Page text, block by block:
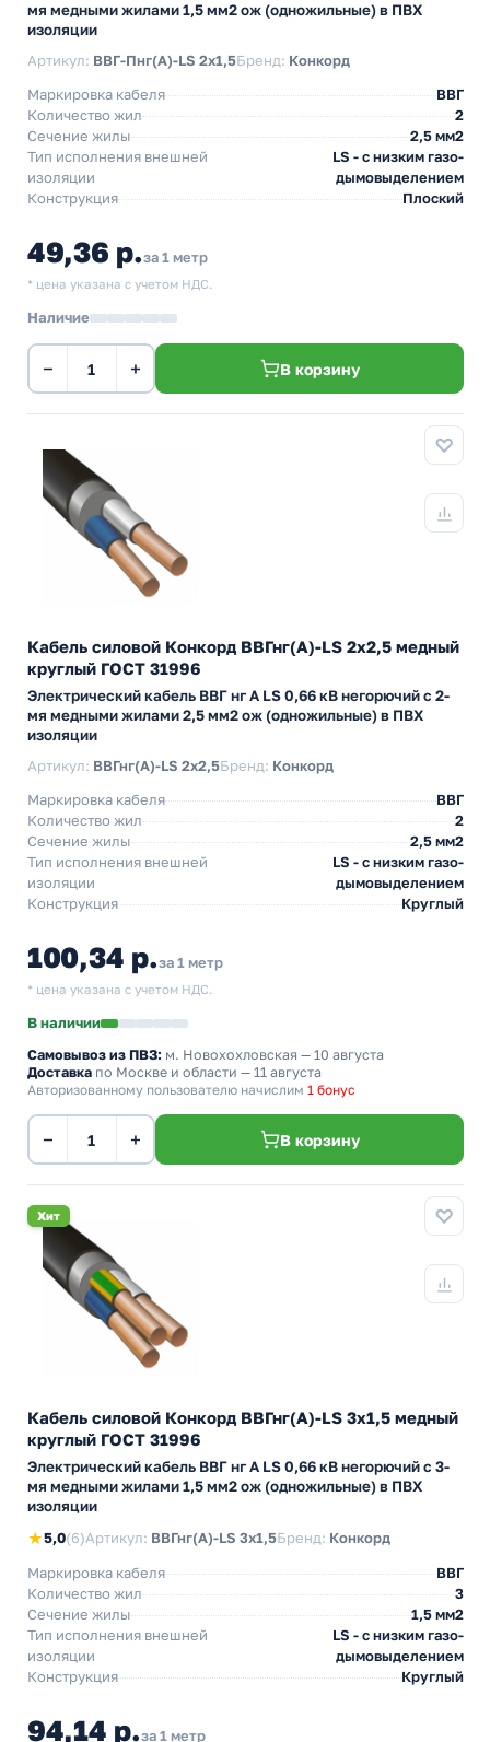
мя медными жилами 1,5 мм2 ож (одножильные) в ПВХ
изоляции
Артикул: ВВГ-Пнг(А)-LS 2х1,5Бренд: Конкорд
Маркировка кабеля
ВВГ
Количество жил
2
Сечение жилы
2,5 мм2
Тип исполнения внешней
изоляции
LS - с низким газо-
дымовыделением
Конструкция
Плоский
49,36 р.за 1 метр
* цена указана с учетом НДС.
Наличие
− + В корзину
Кабель силовой Конкорд ВВГнг(А)-LS 2х2,5 медный
круглый ГОСТ 31996
Электрический кабель ВВГ нг А LS 0,66 кВ негорючий с 2-
мя медными жилами 2,5 мм2 ож (одножильные) в ПВХ
изоляции
Артикул: ВВГнг(А)-LS 2x2,5Бренд: Конкорд
Маркировка кабеля
ВВГ
Количество жил
2
Сечение жилы
2,5 мм2
Тип исполнения внешней
изоляции
LS - с низким газо-
дымовыделением
Конструкция
Круглый
100,34 р.за 1 метр
* цена указана с учетом НДС.
В наличии
Самовывоз из ПВЗ: м. Новохохловская — 10 августа
Доставка по Москве и области — 11 августа
Авторизованному пользователю начислим 1 бонус
− + В корзину
Хит
Кабель силовой Конкорд ВВГнг(А)-LS 3х1,5 медный
круглый ГОСТ 31996
Электрический кабель ВВГ нг А LS 0,66 кВ негорючий с 3-
мя медными жилами 1,5 мм2 ож (одножильные) в ПВХ
изоляции
★5,0(6)Артикул: ВВГнг(А)-LS 3х1,5Бренд: Конкорд
Маркировка кабеля
ВВГ
Количество жил
3
Сечение жилы
1,5 мм2
Тип исполнения внешней
изоляции
LS - с низким газо-
дымовыделением
Конструкция
Круглый
94,14 р.за 1 метр